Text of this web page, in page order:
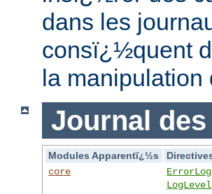
dans les
consï¿½quent
la manipulation
Journal
Modules Apparentï¿½s
core
ErrorLog
LogLevel